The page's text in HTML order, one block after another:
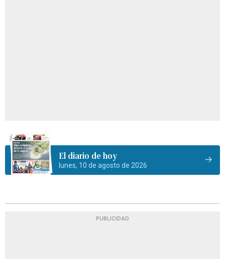
El diario de hoy
lunes, 10 de agosto de 2026
PUBLICIDAD